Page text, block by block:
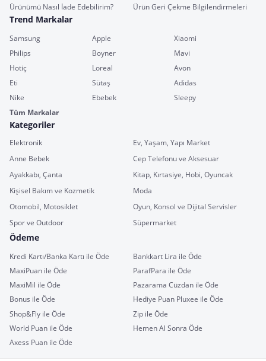
Ürünümü Nasıl İade Edebilirim?
Ürün Geri Çekme Bilgilendirmeleri
Trend Markalar
Samsung Apple
Xiaomi
Philips
Boyner
Mavi
Hotiç
Loreal
Avon
Eti
Sütaş
Adidas
Nike
Ebebek
Sleepy
Tüm Markalar
Kategoriler
Elektronik
Ev, Yaşam, Yapı Market
Anne Bebek
Cep Telefonu ve Aksesuar
Ayakkabı, Çanta
Kitap, Kırtasiye, Hobi, Oyuncak
Kişisel Bakım ve Kozmetik
Moda
Otomobil, Motosiklet
Oyun, Konsol ve Dijital Servisler
Spor ve Outdoor
Süpermarket
Ödeme
Kredi Kartı/Banka Kartı ile Öde
Bankkart Lira ile Öde
MaxiPuan ile Öde
ParafPara ile Öde
MaxiMil ile Öde
Pazarama Cüzdan ile Öde
Bonus ile Öde
Hediye Puan Pluxee ile Öde
Shop&Fly ile Öde
Zip ile Öde
World Puan ile Öde
Hemen Al Sonra Öde
Axess Puan ile Öde